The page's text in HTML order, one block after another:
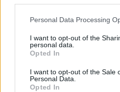
Please note that this website/app
not limited to your visit or usage
grant or deny consent to Google
use your data for below specified
consent section.
Personal Data Processing
I want to opt-out of the
personal data.
Opted In
I want to opt-out of the Sale
Personal Data.
Opted In
gestione dei calciatori da
attaccante ha mostrato
segnando 35 gol in 129
da ombre legate a
che lo ha portato a un